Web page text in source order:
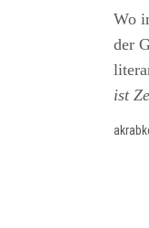
Wo
der
ist